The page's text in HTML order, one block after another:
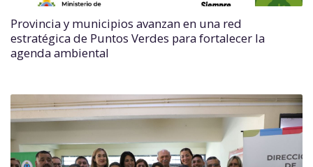
Provincia y municipios avanzan en una red
estratégica de Puntos Verdes para fortalecer la
agenda ambiental